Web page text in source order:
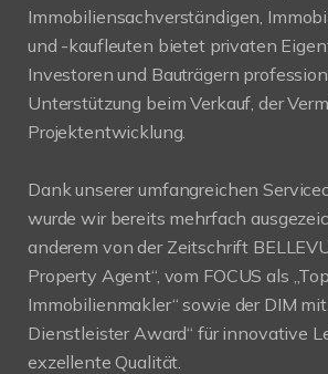
Immobiliensachverständigen,
und -kaufleuten bietet privaten
Investoren und Bauträgern
Unterstützung beim Verkauf, der
Projektentwicklung.
Dank unserer umfangreichen
wurde wir bereits mehrfach
anderem von der Zeitschrift
Property Agent“, vom FOCUS als
Immobilienmakler“ sowie der DIM
Dienstleister Award“ für innovative
exzellente Qualität.